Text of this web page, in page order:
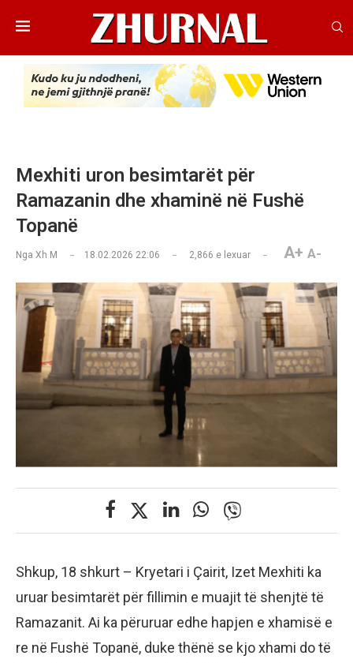
Mexhiti uron besimtarët për
Ramazanin dhe xhaminë në Fushë
Topanë
Nga Xh M 18.02.2026 22:06 2,866 e lexuar A+ A-
Shkup, 18 shkurt – Kryetari i Çairit, Izet Mexhiti ka
uruar besimtarët për fillimin e muajit të shenjtë të
Ramazanit. Ai ka përuruar edhe hapjen e xhamisë e
re në Fushë Topanë, duke thënë se kjo xhami do të